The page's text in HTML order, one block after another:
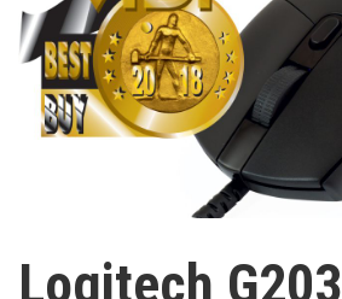
Logitech G203